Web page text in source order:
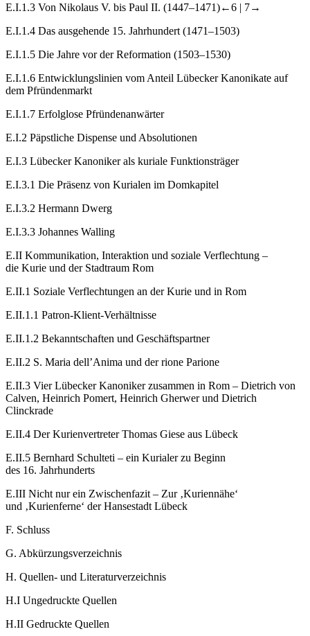
E.I.1.3 Von Nikolaus V. bis Paul II. (1447–1471)←6 | 7→
E.I.1.4 Das ausgehende 15. Jahrhundert (1471–1503)
E.I.1.5 Die Jahre vor der Reformation (1503–1530)
E.I.1.6 Entwicklungslinien vom Anteil Lübecker Kanonikate auf
dem Pfründenmarkt
E.I.1.7 Erfolglose Pfründenanwärter
E.I.2 Päpstliche Dispense und Absolutionen
E.I.3 Lübecker Kanoniker als kuriale Funktionsträger
E.I.3.1 Die Präsenz von Kurialen im Domkapitel
E.I.3.2 Hermann Dwerg
E.I.3.3 Johannes Walling
E.II Kommunikation, Interaktion und soziale Verflechtung –
die Kurie und der Stadtraum Rom
E.II.1 Soziale Verflechtungen an der Kurie und in Rom
E.II.1.1 Patron-Klient-Verhältnisse
E.II.1.2 Bekanntschaften und Geschäftspartner
E.II.2 S. Maria dell’Anima und derrione Parione
E.II.3 Vier Lübecker Kanoniker zusammen in Rom – Dietrich von
Calven, Heinrich Pomert, Heinrich Gherwer und Dietrich
Clinckrade
E.II.4 Der Kurienvertreter Thomas Giese aus Lübeck
E.II.5 Bernhard Schulteti – ein Kurialer zu Beginn
des 16. Jahrhunderts
E.III Nicht nur ein Zwischenfazit – Zur ‚Kuriennähe‘
und ‚Kurienferne‘ der Hansestadt Lübeck
F. Schluss
G. Abkürzungsverzeichnis
H. Quellen- und Literaturverzeichnis
H.I Ungedruckte Quellen
H.II Gedruckte Quellen